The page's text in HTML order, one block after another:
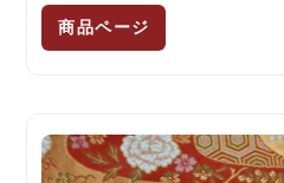
商品ページ